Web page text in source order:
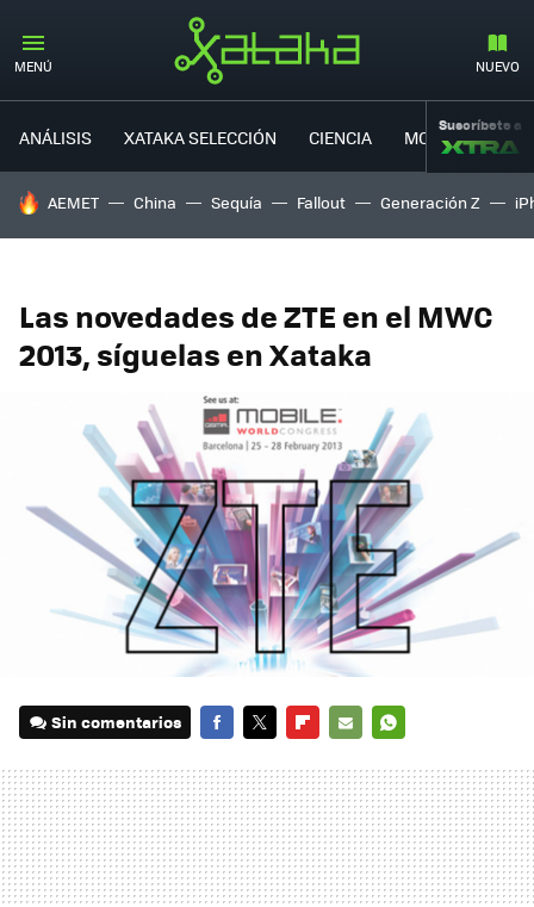
MENÚ NUEVO
ANÁLISIS XATAKA SELECCIÓN CIENCIA MOVILIDAD
Suscríbete a
HOY SE HABLA DE
AEMET China Sequía Fallout Generación Z
Las novedades de ZTE en el MWC
2013, síguelas en Xataka
Sin comentarios
MAIL